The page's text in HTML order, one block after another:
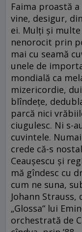
Faima proastă
vine, desigur,
ei. Mulţi şi multe
nenorocit prin
mai cu seamă
unele de
mondială ca
mizericordie,
blîndeţe,
parcă nici
ciugulesc. Ni s-
cuvintele.
crede că-s
Ceauşescu şi
mă gîndesc cu
cum ne suna,
Johann Strauss,
„Glossa“ lui
orchestrată de